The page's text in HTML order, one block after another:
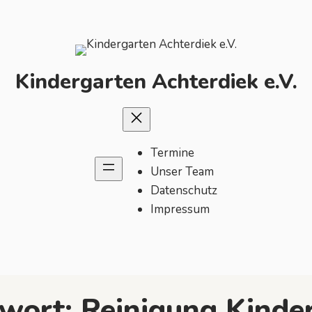
Kindergarten Achterdiek e.V.
Termine
Unser Team
Datenschutz
Impressum